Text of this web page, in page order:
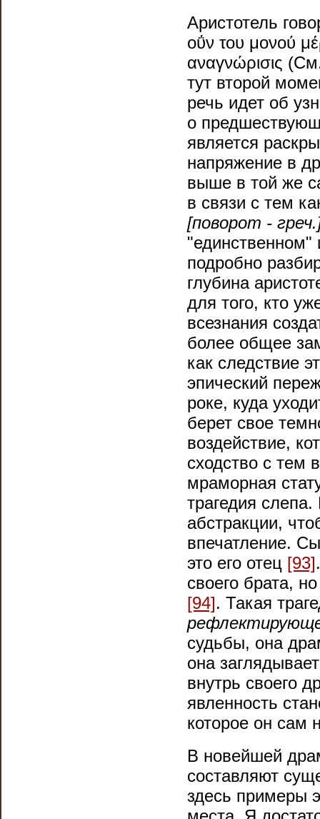
Аристотель
οΰν του μονού
αναγνώρισις
тут второй
речь идет об
о
является
напряжение в
выше в той же
в связи с тем
[поворот -
подробно
глубина
для того, кто
всезнания
более общее
как следствие
эпический
роке, куда
берет свое
воздействие,
сходство с тем
мраморная
трагедия
абстракции,
впечатление.
это его отец [93]
своего брата,
[94]. Такая
судьбы, она
она
внутрь своего
явленность
которое он сам
В новейшей
составляют
здесь примеры